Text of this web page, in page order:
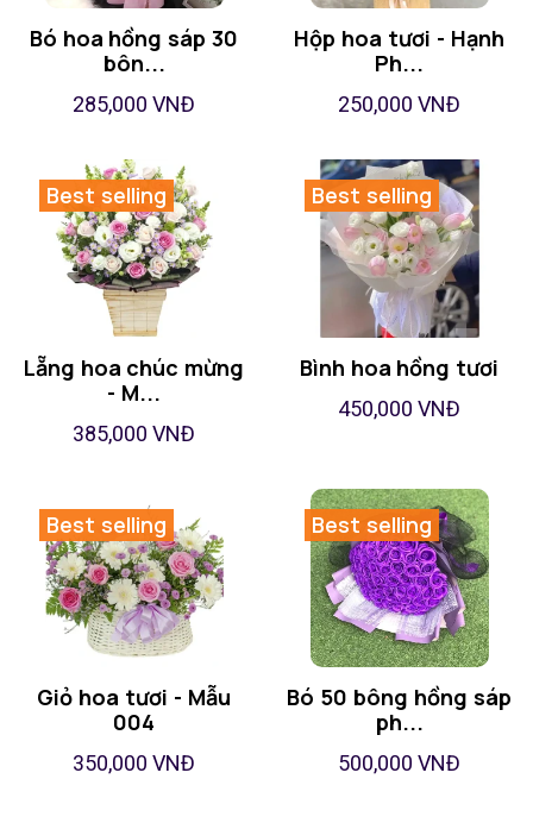
Bó hoa hồng sáp 30
bôn...
285,000 VNĐ
Hộp hoa tươi - Hạnh
Ph...
250,000 VNĐ
Best selling
Lẵng hoa chúc mừng
- M...
385,000 VNĐ
Best selling
Bình hoa hồng tươi
450,000 VNĐ
Best selling
Giỏ hoa tươi - Mẫu
004
350,000 VNĐ
Best selling
Bó 50 bông hồng sáp
ph...
500,000 VNĐ